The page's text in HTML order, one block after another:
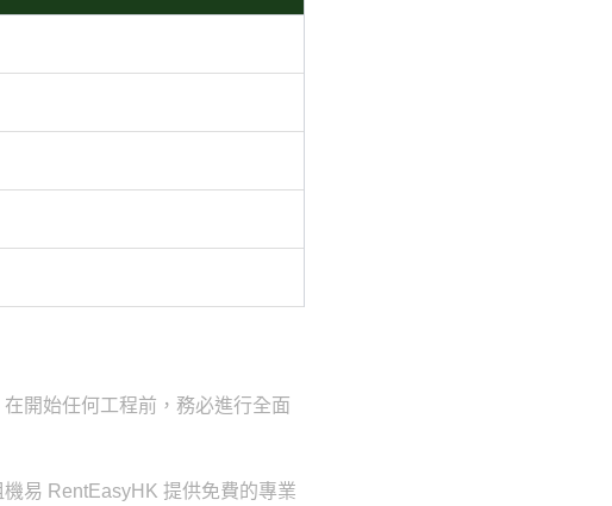
開始任何工程前，務必進行全面
易 RentEasyHK 提供免費的專業